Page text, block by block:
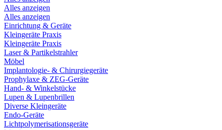
Alles anzeigen
Alles anzeigen
Einrichtung & Geräte
Kleingeräte Praxis
Kleingeräte Praxis
Laser & Partikelstrahler
Möbel
Implantologie- & Chirurgiegeräte
Prophylaxe & ZEG-Geräte
Hand- & Winkelstücke
Lupen & Lupenbrillen
Diverse Kleingeräte
Endo-Geräte
Lichtpolymerisationsgeräte